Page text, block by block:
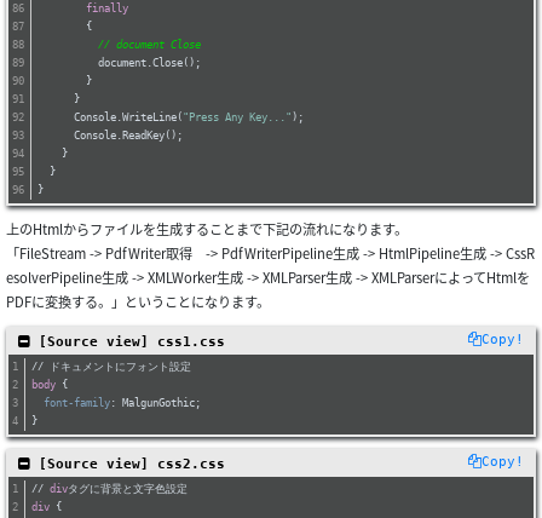
finally
        {
          document.Close();
        }
      }
      Console.WriteLine(
"Press Any Key..." );
      Console.ReadKey();
    }
  }
}
上のHtmlからファイルを生成することまで下記の流れになります。
「FileStream -> PdfWriter取得 -> PdfWriterPipeline生成 -> HtmlPipeline生成 -> CssR
esolverPipeline生成 -> XMLWorker生成 -> XMLParser生成 -> XMLParserによってHtmlを
PDFに変換する。」ということになります。
Copy!
[Source view] css1.css
// ドキュメントにフォント設定
body {
font-family : MalgunGothic;
}
Copy!
[Source view] css2.css
// divタグに背景と文字色設定
div {